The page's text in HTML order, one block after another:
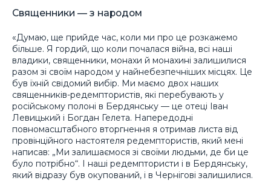
Священники — з народом
«Думаю, ще прийде час, коли ми про це розкажемо
більше. Я гордий, що коли почалася війна, всі наші
владики, священники, монахи й монахині залишилися
разом зі своїм народом у найнебезпечніших місцях. Це
був їхній свідомий вибір. Ми маємо двох наших
священників-редемптористів, які перебувають у
російському полоні в Бердянську — це отеці Іван
Левицький і Богдан Гелета. Напередодні
повномасштабного вторгнення я отримав листа від
провінційного настоятеля редемптористів, який мені
написав: „Ми залишаємося зі своїми людьми, де би це
було потрібно“. І наші редемптористи і в Бердянську,
який відразу був окупований, і в Чернігові залишилися.